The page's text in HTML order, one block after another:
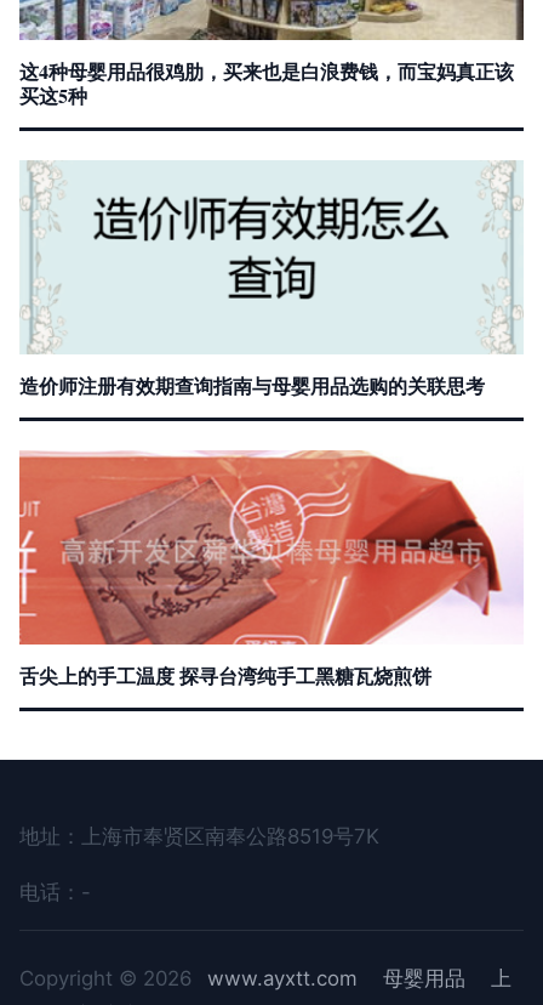
这4种母婴用品很鸡肋，买来也是白浪费钱，而宝妈真正该
买这5种
造价师注册有效期查询指南与母婴用品选购的关联思考
舌尖上的手工温度 探寻台湾纯手工黑糖瓦烧煎饼
地址：上海市奉贤区南奉公路8519号7K
电话：-
Copyright © 2026 www.ayxtt.com 母婴用品
上